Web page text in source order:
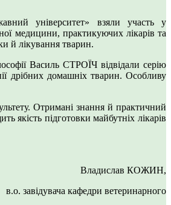
університет» взяли участь у
медицини, практикуючих лікарів та
й лікування тварин.
Василь СТРОЇЧ відвідали серію
дрібних домашніх тварин. Особливу
Отримані знання й практичний
якість підготовки майбутніх лікарів
Владислав КОЖИН,
в.о. завідувача кафедри ветеринарного